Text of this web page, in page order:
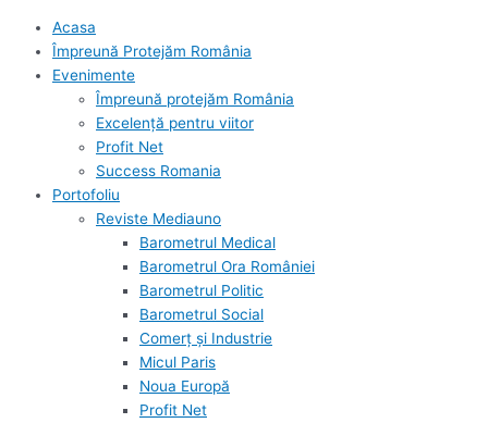
Acasa
Împreună Protejăm România
Evenimente
Împreună protejăm România
Excelență pentru viitor
Profit Net
Success Romania
Portofoliu
Reviste Mediauno
Barometrul Medical
Barometrul Ora României
Barometrul Politic
Barometrul Social
Comerț și Industrie
Micul Paris
Noua Europă
Profit Net